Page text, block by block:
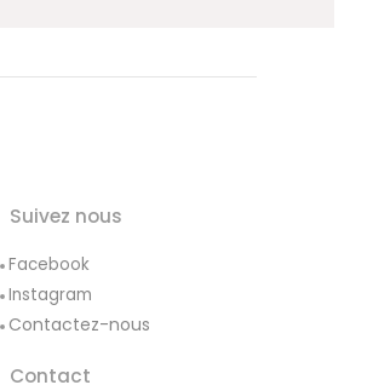
Suivez nous
Facebook
Instagram
Contactez-nous
Contact